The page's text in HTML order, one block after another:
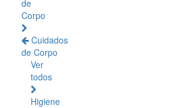
de
Corpo
Cuidados
de Corpo
Ver
todos
Higiene